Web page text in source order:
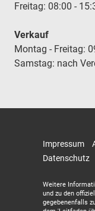
Freitag: 08:00 -
Verkauf
Montag - Freitag:
Samstag: nach
Impressum
Datenschutz
Weitere
und zu den
gegebenenfalls